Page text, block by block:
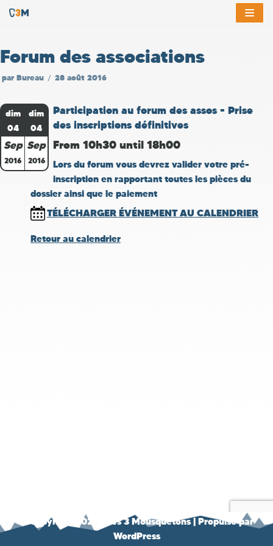
contenu
Forum des associations
par Bureau 28 août 2016
dim
04
Sep
2016
dim
04
Sep
2016
Participation au forum des assos - Prise
des inscriptions définitives
From 10h30 until 18h00
Lors du forum vous devrez valider votre pré-
inscription en rapportant toutes les pièces du
dossier ainsi que le paiement
TÉLÉCHARGER ÉVÉNEMENT AU CALENDRIER
Retour au calendrier
© Copyright 2021 - Les 3 Mousquetons| Propulsé par
WordPress